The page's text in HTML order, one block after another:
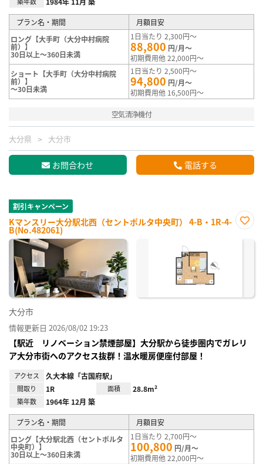
プラン名・期間
月額目安
ロング【大手町（大分中村病院
前）】
30日以上～360日未満
1日当たり 2,300円～
88,800 円/月～
初期費用他 22,000円～
ショート【大手町（大分中村病院
前）】
～30日未満
1日当たり 2,500円～
94,800 円/月～
初期費用他 16,500円～
空気清浄機付
大分県 大分市
お問合わせ 電話する
割引キャンペーン
Kマンスリー大分駅北西（セントポルタ中央町） 4-B・1R-4-
B(No.482061)
に入
大分市
情報更新日 2026/08/02 19:23
【駅近 リノベーション禁煙部屋】大分駅から徒歩圏内でガレリ
ア大分市街へのアクセス抜群！温水暖房便座付部屋！
アクセス 久大本線「古国府駅」
間取り 1R 面積 28.8m²
築年数 1964年 12月 築
プラン名・期間
月額目安
ロング【大分駅北西（セントポルタ
中央町）】
30日以上～360日未満
1日当たり 2,700円～
100,800 円/月～
初期費用他 22,000円～